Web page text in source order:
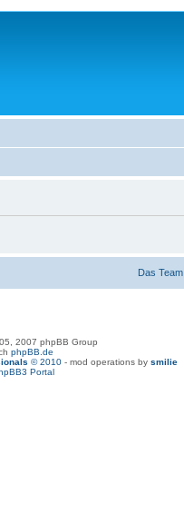
Das Team
2007 phpBB Group
phpBB.de
© 2010 - mod operations by smilie
Portal